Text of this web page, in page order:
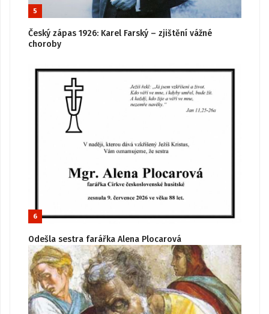
5
Český zápas 1926: Karel Farský – zjištění vážné
choroby
6
Odešla sestra farářka Alena Plocarová